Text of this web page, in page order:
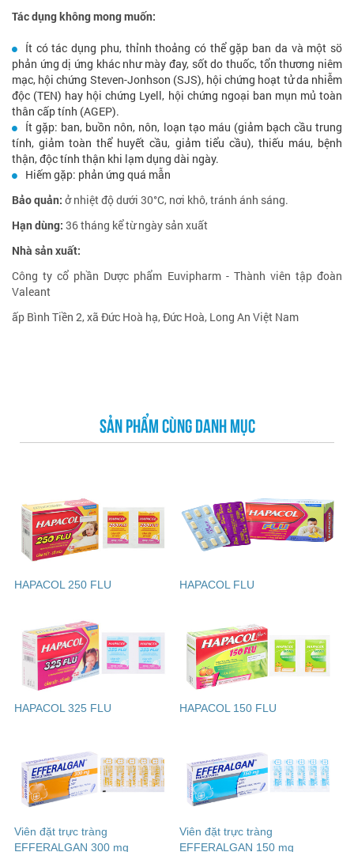
Tác dụng không mong muốn:
Ít có tác dụng phu, thỉnh thoảng có thể gặp ban da và một sö
phản ứng dị ứng khác như mày đay, sốt do thuốc, tổn thương niêm
mạc, hội chứng Steven-Jonhson (SJS), hội chứng hoạt tử da nhiễm
độc (TEN) hay hội chứng Lyell, hội chứng ngoại ban mụn mủ toàn
thân cấp tính (AGEP).
Ít gặp: ban, buồn nôn, nôn, loạn tạo máu (giảm bạch cầu trung
tính, giảm toàn thể huyết cầu, giảm tiểu cầu), thiếu máu, bệnh
thận, độc tính thận khi lạm dụng dài ngày.
Hiếm gặp: phản ứng quá mẫn
Bảo quản: ở nhiệt độ dưới 30°C, nơi khô, tránh ánh sáng.
Hạn dùng: 36 tháng kể từ ngày sản xuất
Nhà sản xuất:
Công ty cổ phần Dược phẩm Euvipharm - Thành viên tập đoàn
Valeant
ấp Bình Tiền 2, xã Đức Hoà hạ, Đức Hoà, Long An Việt Nam
SẢN PHẨM CÙNG DANH MỤC
HAPACOL 250 FLU HAPACOL FLU
HAPACOL 325 FLU HAPACOL 150 FLU
Viên đặt trực tràng
EFFERALGAN 300 mg
Viên đặt trực tràng
EFFERALGAN 150 mg